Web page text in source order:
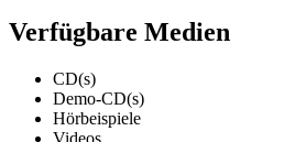
Verfügbare Medien
CD(s)
Demo-CD(s)
Hörbeispiele
Videos